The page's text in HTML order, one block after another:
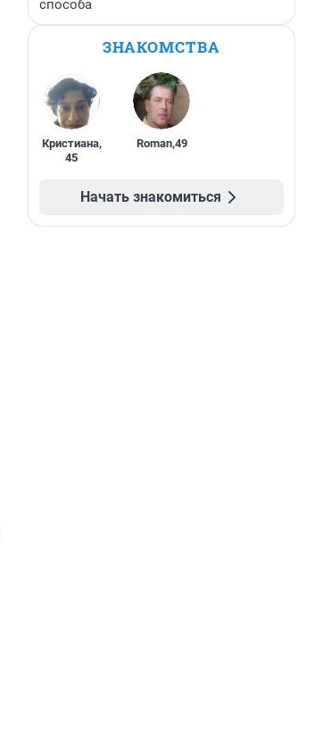
способа
ЗНАКОМСТВА
Кристиана,
45
Roman,49
Начать знакомиться